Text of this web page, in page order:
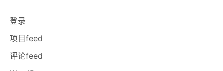
登录
项目feed
评论feed